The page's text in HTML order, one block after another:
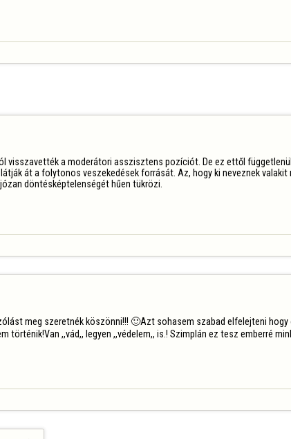
visszavették a moderátori asszisztens pozíciót. De ez ettől
át a folytonos veszekedések forrását. Az, hogy ki neveznek
döntésképtelenségét hűen tükrözi.
meg szeretnék köszönni!!! 🙂Azt sohasem szabad elfelejteni
történik!Van ,,vád,, legyen ,,védelem,, is.! Szimplán ez tesz emberré